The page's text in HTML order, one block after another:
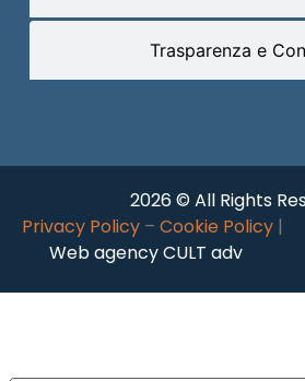
Trasparenza e
2026 © All Rights
Privacy Policy – Cookie Policy |
Web agency CULT adv